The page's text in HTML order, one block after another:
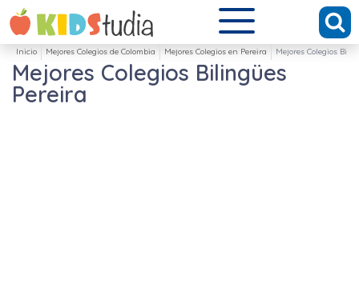
Inicio Mejores Colegios de Colombia Mejores Colegios en Pereira Mejores Colegios
Mejores Colegios Bilingües
Pereira